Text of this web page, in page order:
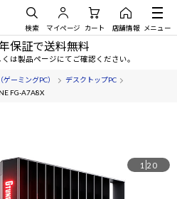
検索 マイページ カート 店舗情報 メニュー
保証で送料無料
は製品ページにてご確認ください。
ゲーミングPC）
デスクトップPC
FG-A7A8X
1 20